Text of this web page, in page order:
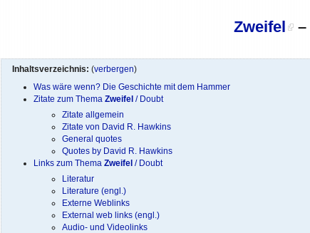
Zweifel –
Inhaltsverzeichnis: (verbergen)
Was wäre wenn? Die Geschichte mit dem Hammer
Zitate zum Thema Zweifel / Doubt
Zitate allgemein
Zitate von David R. Hawkins
General quotes
Quotes by David R. Hawkins
Links zum Thema Zweifel / Doubt
Literatur
Literature (engl.)
Externe Weblinks
External web links (engl.)
Audio- und Videolinks